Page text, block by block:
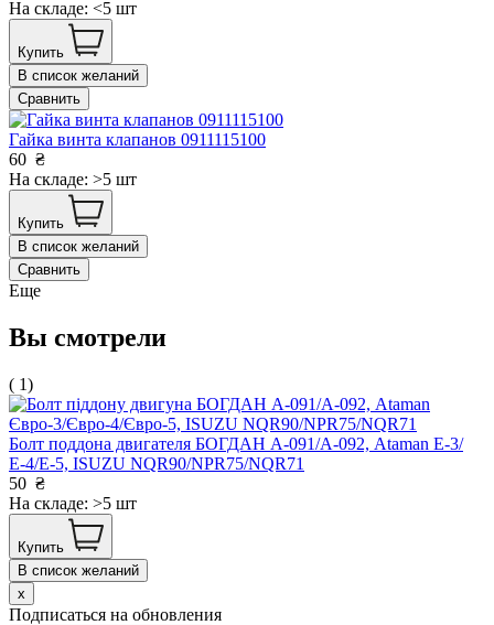
На складе: <5 шт
Купить
В список желаний
Сравнить
Гайка винта клапанов 0911115100
60 ₴
На складе: >5 шт
Купить
В список желаний
Сравнить
Еще
Вы смотрели
( 1)
Болт поддона двигателя БОГДАН А-091/А-092, Ataman Е-3/
Е-4/Е-5, ISUZU NQR90/NPR75/NQR71
50 ₴
На складе: >5 шт
Купить
В список желаний
x
Подписаться на обновления